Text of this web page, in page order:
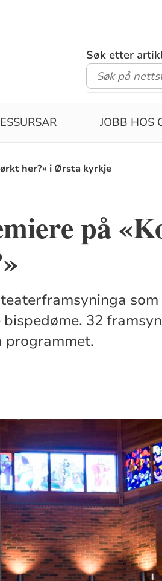
Søk etter
JOBB HOS
her?» i Ørsta kyrkje
på
som
32
programmet.